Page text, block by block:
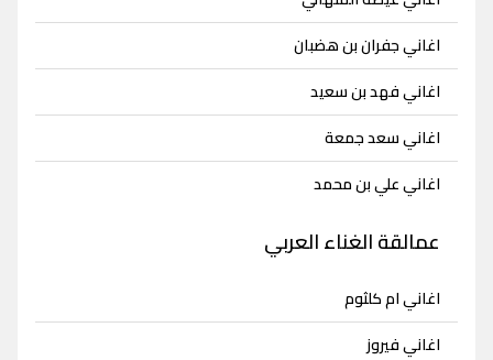
اغاني جفران بن هضبان
اغاني فهد بن سعيد
اغاني سعد جمعة
اغاني علي بن محمد
عمالقة الغناء العربي
اغاني ام كلثوم
اغاني فيروز